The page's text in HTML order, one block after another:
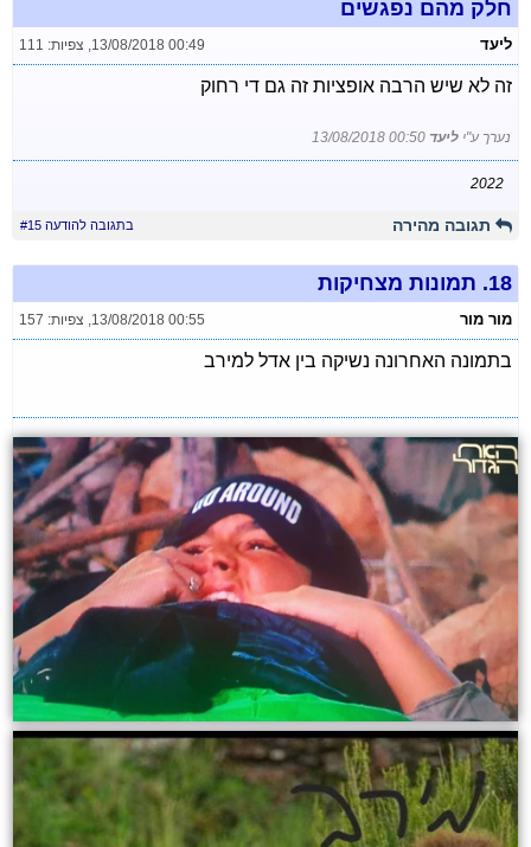
חלק מהם נפגשים
ליעד 13/08/2018 00:49
, צפיות: 111
זה לא שיש הרבה אופציות זה גם די רחוק
נערך ע"י ליעד 13/08/2018 00:50
2022
תגובה מהירה בתגובה להודעה #15
18. תמונות מצחיקות
מור מור 13/08/2018 00:55
, צפיות: 157
בתמונה האחרונה נשיקה בין אדל למירב